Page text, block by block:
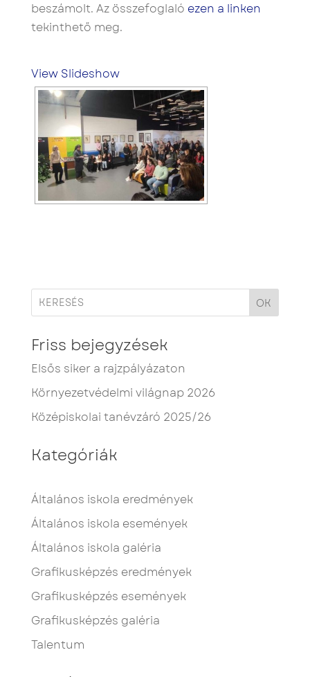
beszámolt. Az összefoglaló ezen a linken
tekinthető meg.
View Slideshow
OK
Friss bejegyzések
Elsős siker a rajzpályázaton
Környezetvédelmi világnap 2026
Középiskolai tanévzáró 2025/26
Kategóriák
Általános iskola eredmények
Általános iskola események
Általános iskola galéria
Grafikusképzés eredmények
Grafikusképzés események
Grafikusképzés galéria
Talentum